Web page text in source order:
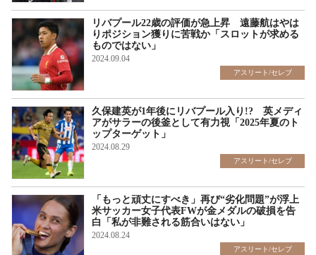
リバプール22歳の評価が急上昇 遠藤航はやは
りポジション獲りに苦戦か「スロットが求める
ものではない」
2024.09.04
アスリート/セレブ
久保建英が1年後にリバプール入り!? 英メディ
アがサラーの後釜として有力視「2025年夏のト
ップターゲット」
2024.08.29
アスリート/セレブ
「もっと頑丈にすべき」再び“劣化問題”が浮上
米サッカー女子代表FWが金メダルの破損を告
白「私が非難される筋合いはない」
2024.08.24
アスリート/セレブ